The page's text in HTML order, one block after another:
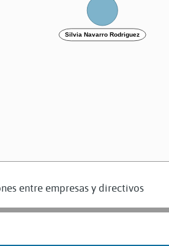
Silvia Navarro Rodriguez
entre empresas y directivos